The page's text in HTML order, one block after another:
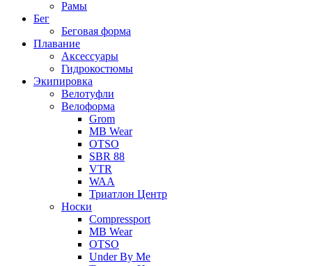
Рамы
Бег
Беговая форма
Плавание
Аксессуары
Гидрокостюмы
Экипировка
Велотуфли
Велоформа
Grom
MB Wear
OTSO
SBR 88
VTR
WAA
Триатлон Центр
Носки
Compressport
MB Wear
OTSO
Under By Me